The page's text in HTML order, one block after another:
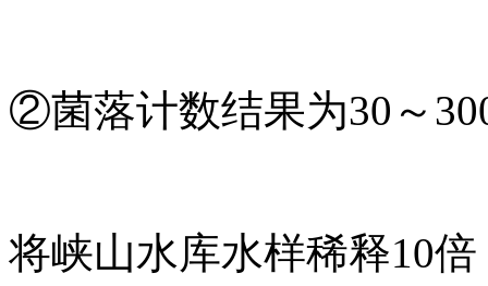
②菌落计数结果为30～
将峡山水库水样稀释10